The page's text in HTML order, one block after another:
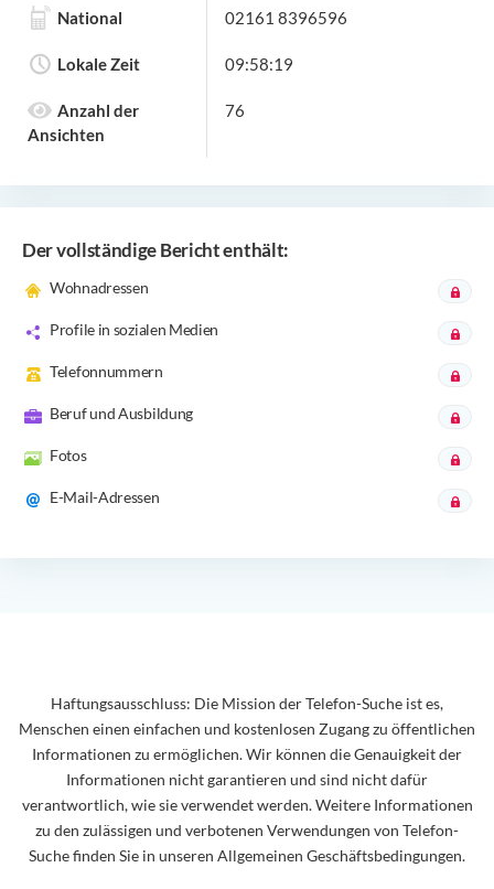
National 02161 8396596
Lokale Zeit 09:58:19
Anzahl der
Ansichten
76
Der vollständige Bericht enthält:
Wohnadressen
Profile in sozialen Medien
Telefonnummern
Beruf und Ausbildung
Fotos
E-Mail-Adressen
Haftungsausschluss: Die Mission der Telefon-Suche ist es,
Menschen einen einfachen und kostenlosen Zugang zu öffentlichen
Informationen zu ermöglichen. Wir können die Genauigkeit der
Informationen nicht garantieren und sind nicht dafür
verantwortlich, wie sie verwendet werden. Weitere Informationen
zu den zulässigen und verbotenen Verwendungen von Telefon-
Suche finden Sie in unseren Allgemeinen Geschäftsbedingungen.